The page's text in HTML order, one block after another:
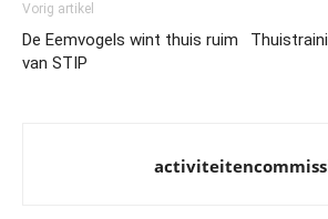
Vorig artikel
De Eemvogels wint thuis ruim
van STIP